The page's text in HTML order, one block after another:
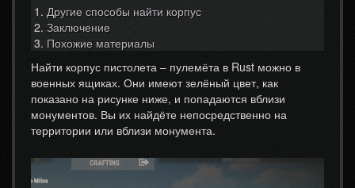
Другие способы найти корпус
Заключение
Похожие материалы
Найти корпус пистолета – пулемёта в Rust можно в
военных ящиках. Они имеют зелёный цвет, как
показано на рисунке ниже, и попадаются вблизи
монументов. Вы их найдёте непосредственно на
территории или вблизи монумента.